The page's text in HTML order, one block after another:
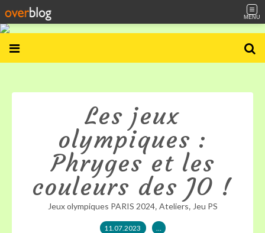
MENU
Les jeux
olympiques :
Phryges et les
couleurs des JO !
Jeux olympiques PARIS 2024, Ateliers, Jeu PS
11.07.2023 …